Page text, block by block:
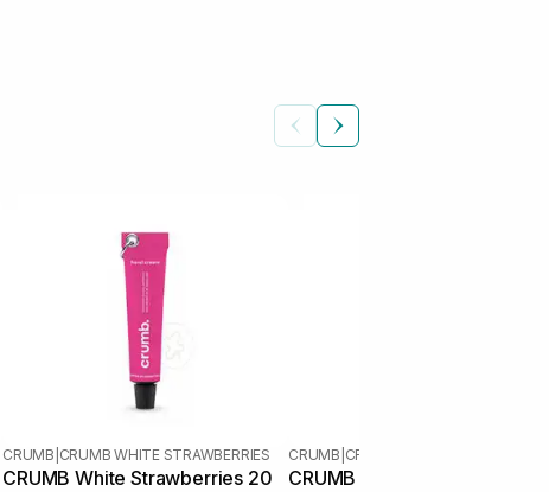
CRUMB CRUMB WHITE STRAWBERRIES
CRUMB White Strawberries 20
CRUMB CRUMB WHITE
CRUMB White Strawberries